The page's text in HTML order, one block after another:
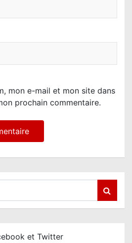
mon e-mail et mon site dans
prochain commentaire.
et Twitter